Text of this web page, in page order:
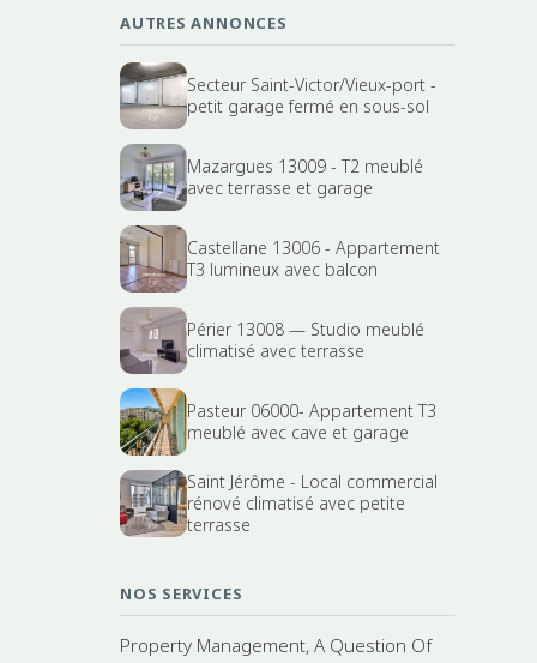
AUTRES ANNONCES
Secteur Saint-Victor/Vieux-port -
petit garage fermé en sous-sol
Mazargues 13009 - T2 meublé
avec terrasse et garage
Castellane 13006 - Appartement
T3 lumineux avec balcon
Périer 13008 — Studio meublé
climatisé avec terrasse
Pasteur 06000- Appartement T3
meublé avec cave et garage
Saint Jérôme - Local commercial
rénové climatisé avec petite
terrasse
NOS SERVICES
Property Management, A Question Of